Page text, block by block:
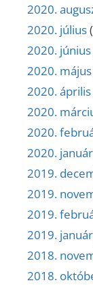
2020.
2020. július
2020. június
2020. május
2020. április
2020.
2020.
2020. január
2019.
2019.
2019.
2019. január
2018.
2018.